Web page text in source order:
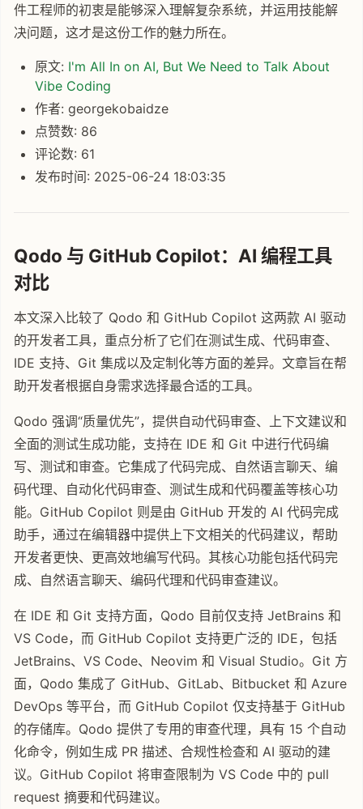
件工程师的初衷是能够深入理解复杂系统，并运用技能解
决问题，这才是这份工作的魅力所在。
原文: I'm All In on AI, But We Need to Talk About
Vibe Coding
作者: georgekobaidze
点赞数: 86
评论数: 61
发布时间: 2025-06-24 18:03:35
Qodo 与 GitHub Copilot：AI 编程工具
对比
本文深入比较了 Qodo 和 GitHub Copilot 这两款 AI 驱动
的开发者工具，重点分析了它们在测试生成、代码审查、
IDE 支持、Git 集成以及定制化等方面的差异。文章旨在帮
助开发者根据自身需求选择最合适的工具。
Qodo 强调“质量优先”，提供自动代码审查、上下文建议和
全面的测试生成功能，支持在 IDE 和 Git 中进行代码编
写、测试和审查。它集成了代码完成、自然语言聊天、编
码代理、自动化代码审查、测试生成和代码覆盖等核心功
能。GitHub Copilot 则是由 GitHub 开发的 AI 代码完成
助手，通过在编辑器中提供上下文相关的代码建议，帮助
开发者更快、更高效地编写代码。其核心功能包括代码完
成、自然语言聊天、编码代理和代码审查建议。
在 IDE 和 Git 支持方面，Qodo 目前仅支持 JetBrains 和
VS Code，而 GitHub Copilot 支持更广泛的 IDE，包括
JetBrains、VS Code、Neovim 和 Visual Studio。Git 方
面，Qodo 集成了 GitHub、GitLab、Bitbucket 和 Azure
DevOps 等平台，而 GitHub Copilot 仅支持基于 GitHub
的存储库。Qodo 提供了专用的审查代理，具有 15 个自动
化命令，例如生成 PR 描述、合规性检查和 AI 驱动的建
议。GitHub Copilot 将审查限制为 VS Code 中的 pull
request 摘要和代码建议。